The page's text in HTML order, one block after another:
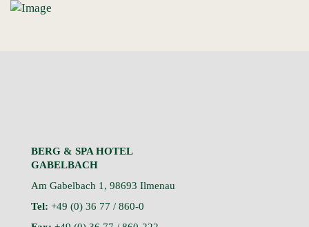
BERG & SPA HOTEL
GABELBACH
Am Gabelbach 1, 98693 Ilmenau
Tel: +49 (0) 36 77 / 860-0